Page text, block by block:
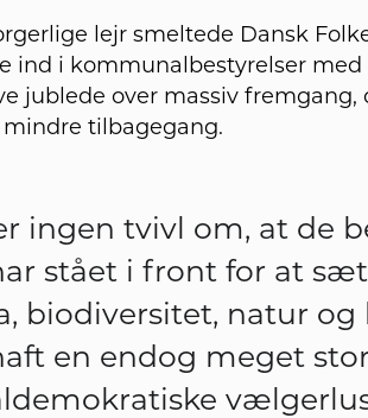
lejr smeltede Dansk
ind i kommunalbestyrelser
jublede over massiv
mindre tilbagegang.
ingen tvivl om, at de
stået i front for at
biodiversitet, natur
en endog meget